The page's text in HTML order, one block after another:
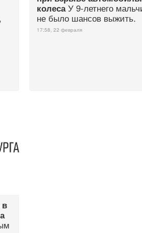
колеса У 9-летнего
не было шансов выжить.
17:58, 22 февраля
в